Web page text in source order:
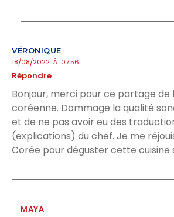
VÉRONIQUE
18/08/2022 À 07:56
Répondre
Bonjour, merci pour ce partage de
coréenne. Dommage la qualité
et de ne pas avoir eu des
(explications) du chef. Je me
Corée pour déguster cette cuisine
MAYA